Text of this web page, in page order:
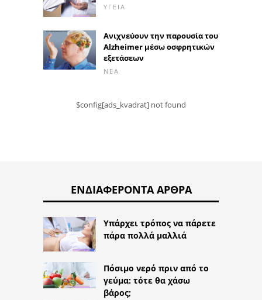
ΥΓΕΊΑ
Ανιχνεύουν την παρουσία του
Alzheimer μέσω οσφρητικών
εξετάσεων
ΝΈΑ
$config[ads_kvadrat] not found
ΕΝΔΙΑΦΈΡΟΝΤΑ ΆΡΘΡΑ
Υπάρχει τρόπος να πάρετε
πάρα πολλά μαλλιά
Πόσιμο νερό πριν από το
γεύμα: τότε θα χάσω
βάρος;